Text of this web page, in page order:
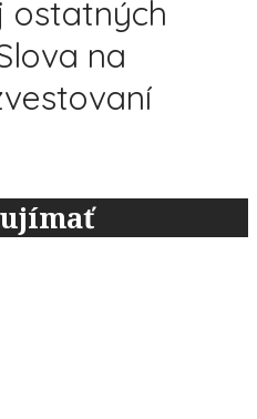
ostatných
na